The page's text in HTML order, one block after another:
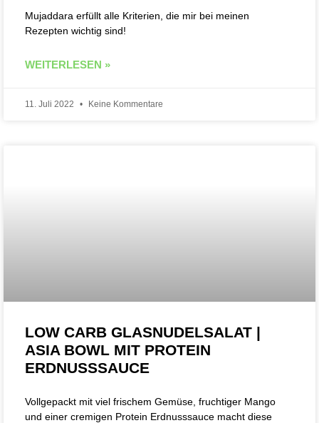
Mujaddara erfüllt alle Kriterien, die mir bei meinen
Rezepten wichtig sind!
WEITERLESEN »
11. Juli 2022 Keine Kommentare
LOW CARB GLASNUDELSALAT |
ASIA BOWL MIT PROTEIN
ERDNUSSSAUCE
Vollgepackt mit viel frischem Gemüse, fruchtiger Mango
und einer cremigen Protein Erdnusssauce macht diese